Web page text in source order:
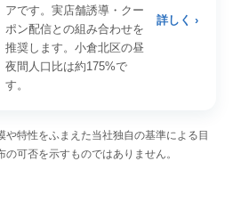
アです。実店舗誘導・クー
ポン配信との組み合わせを
推奨します。小倉北区の昼
夜間人口比は約175%で
す。
詳しく ›
特性をふまえた当社独自の基準による目
可否を示すものではありません。